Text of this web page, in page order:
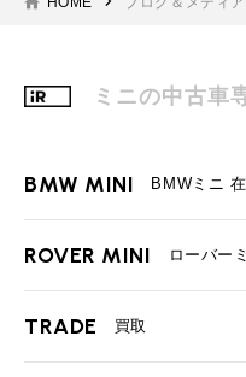
ミニの中古車
BMW MINI BMWミニ
ROVER MINI ローバー
TRADE 買取